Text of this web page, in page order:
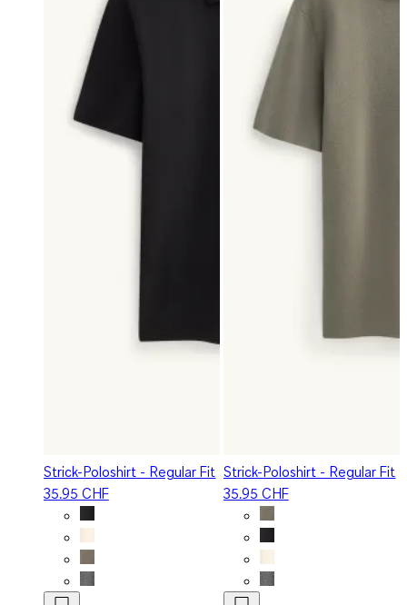
Strick-Poloshirt - Regular Fit
35.95 CHF
Strick-Poloshirt - Regular Fit
35.95 CHF